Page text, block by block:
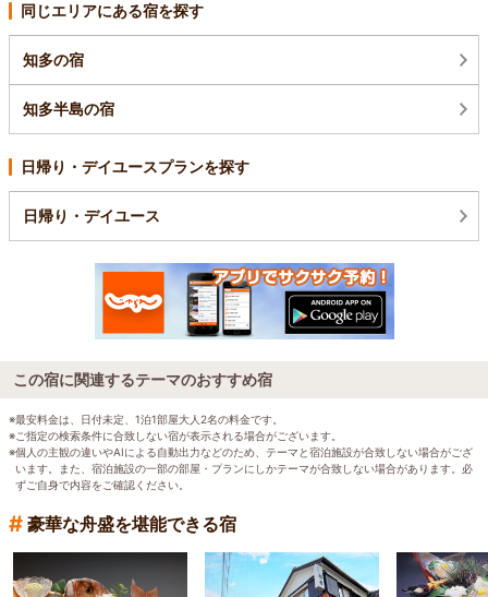
同じエリアにある宿を探す
知多の宿
知多半島の宿
日帰り・デイユースプランを探す
日帰り・デイユース
この宿に関連するテーマのおすすめ宿
※最安料金は、日付未定、1泊1部屋大人2名の料金です。
※ご指定の検索条件に合致しない宿が表示される場合がございます。
※個人の主観の違いやAIによる自動出力などのため、テーマと宿泊施設が合致しない場合がござ
います。また、宿泊施設の一部の部屋・プランにしかテーマが合致しない場合があります。必
ずご自身で内容をご確認ください。
# 豪華な舟盛を堪能できる宿